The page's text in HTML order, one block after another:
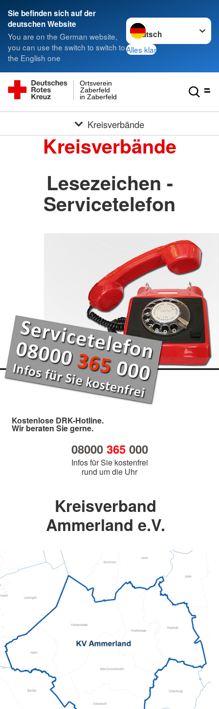
Sie befinden sich auf der
deutschen Website
You are on the German website,
you can use the switch to switch to
the English one
Sprache wechseln zu
Alles klar
in Zaberfeld
Zaberfeld
Ortsverein
Kreisverbände
Kreisverbände
Lesezeichen -
Servicetelefon
Kostenlose DRK-Hotline.
Wir beraten Sie gerne.
08000 365000
Infos für Sie kostenfrei
rund um die Uhr
Kreisverband
Ammerland e.V.